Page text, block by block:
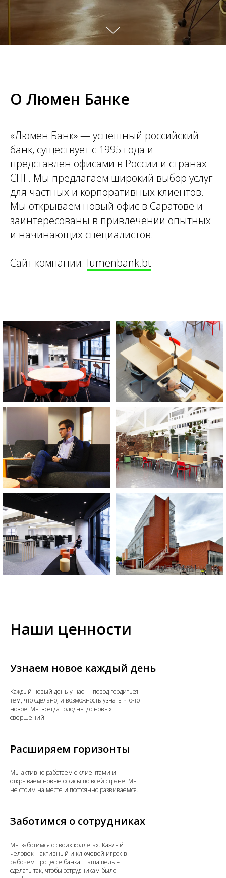
О Люмен Банке
«Люмен Банк» — успешный российский
банк, существует с 1995 года и
представлен офисами в России и странах
СНГ. Мы предлагаем широкий выбор услуг
для частных и корпоративных клиентов.
Мы открываем новый офис в Саратове и
заинтересованы в привлечении опытных
и начинающих специалистов.
Сайт компании: lumenbank.bt
Наши ценности
Узнаем новое каждый день
Каждый новый день у нас — повод гордиться
тем, что сделано, и возможность узнать что-то
новое. Мы всегда голодны до новых
свершений.
Расширяем горизонты
Мы активно работаем с клиентами и
открываем новые офисы по всей стране. Мы
не стоим на месте и постоянно развиваемся.
Заботимся о сотрудниках
Мы заботимся о своих коллегах. Каждый
человек – активный и ключевой игрок в
рабочем процессе банка. Наша цель –
сделать так, чтобы сотрудникам было